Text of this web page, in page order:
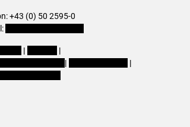
+43 (0) 50 2595-0
|
|
|
|